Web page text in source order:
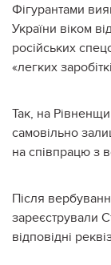
Фігурантами
України віком
російських
«легких
Так, на
самовільно
на співпрацю з
Після
зареєстрували
відповідні